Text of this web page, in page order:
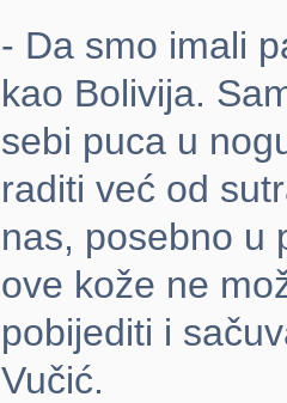
- Da smo imali
kao Bolivija.
sebi puca u
raditi već od
nas, posebno u
ove kože ne
pobijediti i
Vučić.